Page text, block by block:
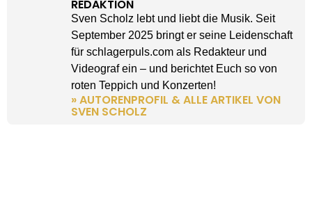
REDAKTION
Sven Scholz lebt und liebt die Musik. Seit
September 2025 bringt er seine Leidenschaft
für schlagerpuls.com als Redakteur und
Videograf ein – und berichtet Euch so von
roten Teppich und Konzerten!
» AUTORENPROFIL & ALLE ARTIKEL VON
SVEN SCHOLZ